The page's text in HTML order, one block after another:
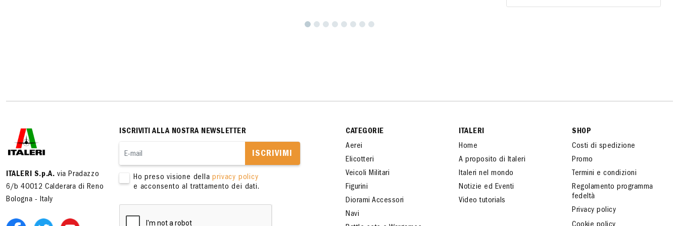
ITALERI S.p.A. via Pradazzo
6/b 40012 Calderara di Reno
Bologna - Italy
ISCRIVITI ALLA NOSTRA NEWSLETTER
ISCRIVIMI
Ho preso visione dellaprivacy policy
e acconsento al trattamento dei dati.
CATEGORIE
Aerei
Elicotteri
Veicoli Militari
Figurini
Diorami Accessori
Navi
ITALERI
Home
A proposito di Italeri
Italeri nel mondo
Notizie ed Eventi
Video tutorials
SHOP
Costi di spedizione
Promo
Termini e condizioni
Regolamento programma
fedeltà
Privacy policy